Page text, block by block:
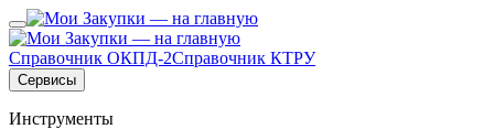
Справочник ОКПД-2Справочник КТРУ
Сервисы
Инструменты